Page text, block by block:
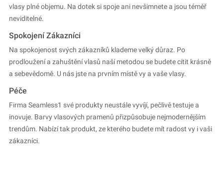
vlasy plné objemu. Na dotek si spoje ani nevšimnete a jsou téměř
neviditelné.
Spokojení Zákazníci
Na spokojenost svých zákazníků klademe velký důraz. Po
prodloužení a zahuštění vlasů naší metodou se budete cítit krásně
a sebevědomě. U nás jste na prvním místě vy a vaše vlasy.
Péče
Firma Seamless1 své produkty neustále vyvíjí, pečlivě testuje a
inovuje. Barvy vlasových pramenů přizpůsobuje nejmodernějším
trendům. Nabízí tak produkt, ze kterého budete mít radost vy i vaši
zákazníci.